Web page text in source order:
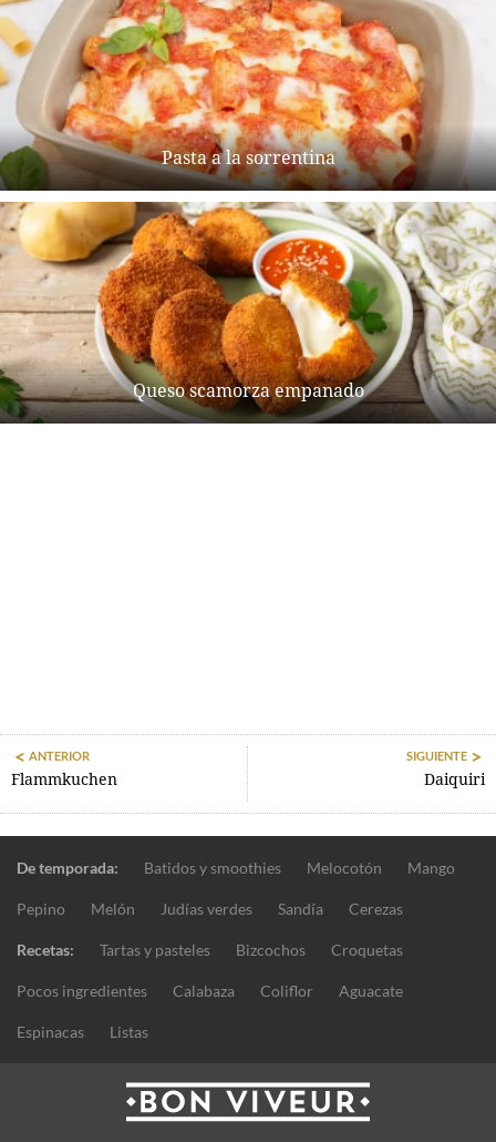
Pasta a la sorrentina
Queso scamorza empanado
ANTERIOR
Flammkuchen
SIGUIENTE
Daiquiri
De temporada: Batidos y smoothies Melocotón Mango
Pepino Melón Judías verdes Sandía Cerezas
Recetas: Tartas y pasteles Bizcochos Croquetas
Pocos ingredientes Calabaza Coliflor Aguacate
Espinacas Listas